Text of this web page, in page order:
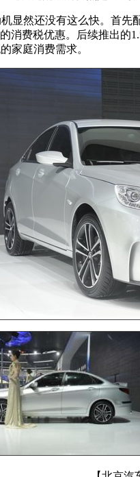
然还没有这么快。首先
消费税优惠。后续推出
家庭消费需求。